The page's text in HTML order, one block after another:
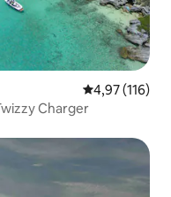
4,97 de uma
4,97 (116)
Charger